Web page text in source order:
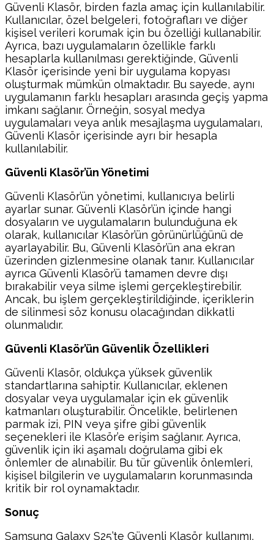
Güvenli Klasör, birden fazla amaç için kullanılabilir.
Kullanıcılar, özel belgeleri, fotoğrafları ve diğer
kişisel verileri korumak için bu özelliği kullanabilir.
Ayrıca, bazı uygulamaların özellikle farklı
hesaplarla kullanılması gerektiğinde, Güvenli
Klasör içerisinde yeni bir uygulama kopyası
oluşturmak mümkün olmaktadır. Bu sayede, aynı
uygulamanın farklı hesapları arasında geçiş yapma
imkanı sağlanır. Örneğin, sosyal medya
uygulamaları veya anlık mesajlaşma uygulamaları,
Güvenli Klasör içerisinde ayrı bir hesapla
kullanılabilir.
Güvenli Klasör’ün Yönetimi
Güvenli Klasör’ün yönetimi, kullanıcıya belirli
ayarlar sunar. Güvenli Klasör’ün içinde hangi
dosyaların ve uygulamaların bulunduğuna ek
olarak, kullanıcılar Klasör’ün görünürlüğünü de
ayarlayabilir. Bu, Güvenli Klasör’ün ana ekran
üzerinden gizlenmesine olanak tanır. Kullanıcılar
ayrıca Güvenli Klasör’ü tamamen devre dışı
bırakabilir veya silme işlemi gerçekleştirebilir.
Ancak, bu işlem gerçekleştirildiğinde, içeriklerin
de silinmesi söz konusu olacağından dikkatli
olunmalıdır.
Güvenli Klasör’ün Güvenlik Özellikleri
Güvenli Klasör, oldukça yüksek güvenlik
standartlarına sahiptir. Kullanıcılar, eklenen
dosyalar veya uygulamalar için ek güvenlik
katmanları oluşturabilir. Öncelikle, belirlenen
parmak izi, PIN veya şifre gibi güvenlik
seçenekleri ile Klasör’e erişim sağlanır. Ayrıca,
güvenlik için iki aşamalı doğrulama gibi ek
önlemler de alınabilir. Bu tür güvenlik önlemleri,
kişisel bilgilerin ve uygulamaların korunmasında
kritik bir rol oynamaktadır.
Sonuç
Samsung Galaxy S25’te Güvenli Klasör kullanımı,